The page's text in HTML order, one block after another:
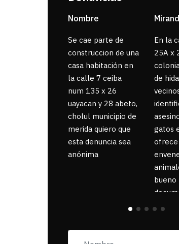
Nombre
Se cae parte de
construccion de una
casa habitación en
la calle 7 ceiba
num 135 x 26
uayacan y 28 abeto,
cholul municipio de
merida quiero que
esta denuncia sea
anónima
En la
25A x
de
gatos
bueno
suceso